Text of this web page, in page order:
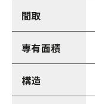
間取
専有面積
構造